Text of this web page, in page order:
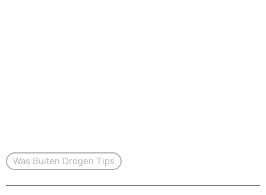
Was Buiten Drogen Tips